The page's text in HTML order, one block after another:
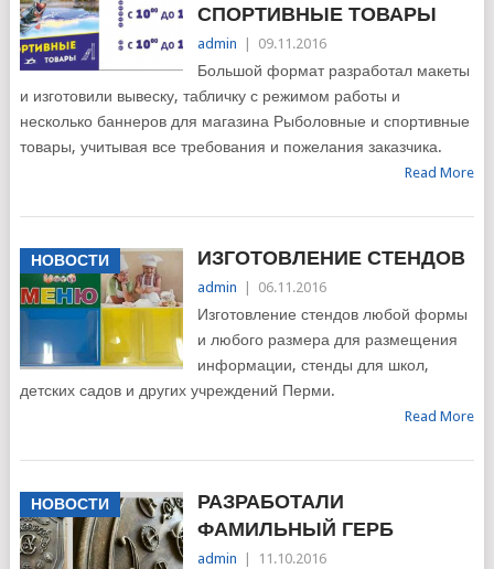
СПОРТИВНЫЕ ТОВАРЫ
admin 09.11.2016
Большой формат разработал макеты
и изготовили вывеску, табличку с режимом работы и
несколько баннеров для магазина Рыболовные и спортивные
товары, учитывая все требования и пожелания заказчика.
Read More
НОВОСТИ ИЗГОТОВЛЕНИЕ СТЕНДОВ
admin 06.11.2016
Изготовление стендов любой формы
и любого размера для размещения
информации, стенды для школ,
детских садов и других учреждений Перми.
Read More
НОВОСТИ
РАЗРАБОТАЛИ
ФАМИЛЬНЫЙ ГЕРБ
admin 11.10.2016